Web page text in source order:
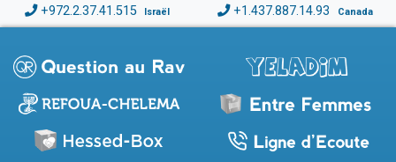
+972.2.37.41.515 Israël +1.437.887.14.93 Canada